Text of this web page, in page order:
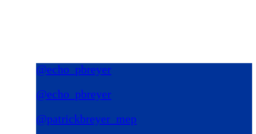
@echo_pbreyer
@echo_pbreyer
@patrickbreyer_mep